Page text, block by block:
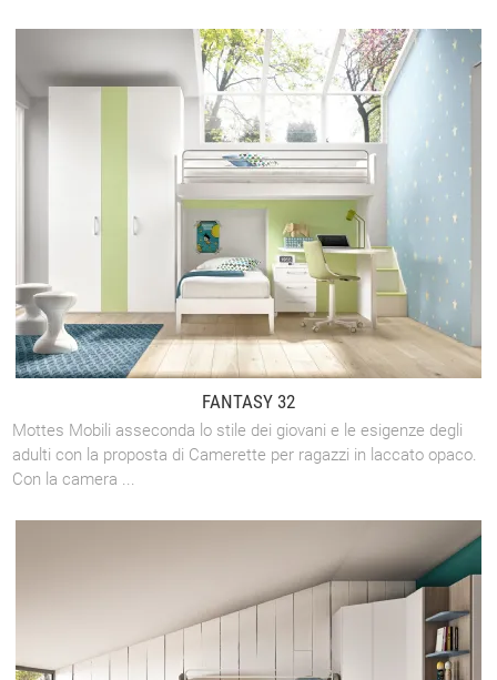
FANTASY 32
Mottes Mobili asseconda lo stile dei giovani e le esigenze degli
adulti con la proposta di Camerette per ragazzi in laccato opaco.
Con la camera ...